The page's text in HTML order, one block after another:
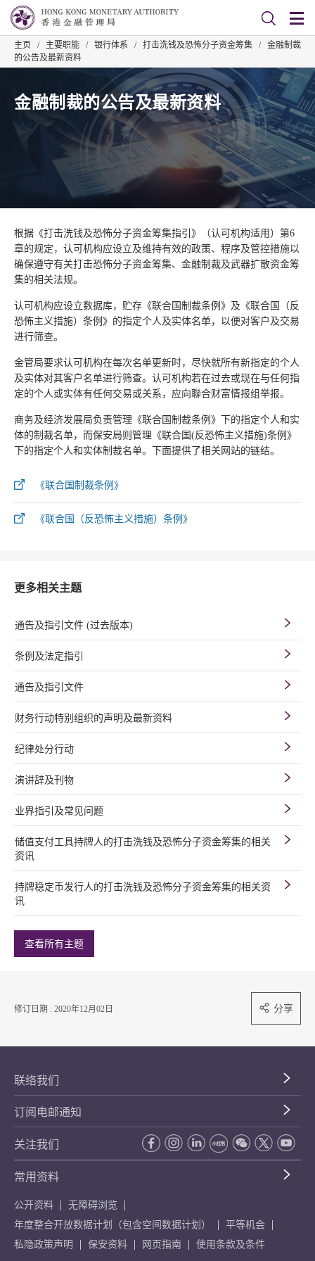
主页 / 主要职能 / 银行体系 / 打击洗钱及恐怖分子资金筹集 /
金融制裁
的公告及最新资料
金融制裁的公告及最新资料
根据《打击洗钱及恐怖分子资金筹集指引》（认可机构适用）第6
章的规定，认可机构应设立及维持有效的政策、程序及管控措施以
确保遵守有关打击恐怖分子资金筹集、金融制裁及武器扩散资金筹
集的相关法规。
认可机构应设立数据库，贮存《联合国制裁条例》及《联合国（反
恐怖主义措施）条例》的指定个人及实体名单，以便对客户及交易
进行筛查。
金管局要求认可机构在每次名单更新时，尽快就所有新指定的个人
及实体对其客户名单进行筛查。认可机构若在过去或现在与任何指
定的个人或实体有任何交易或关系，应向聯合财富情报组举报。
商务及经济发展局负责管理《联合国制裁条例》下的指定个人和实
体的制裁名单，而保安局则管理《联合国(反恐怖主义措施)条例》
下的指定个人和实体制裁名单。下面提供了相关网站的链结。
《联合国制裁条例》
《联合国（反恐怖主义措施）条例》
更多相关主题
通告及指引文件 (过去版本)
条例及法定指引
通告及指引文件
财务行动特别组织的声明及最新资料
纪律处分行动
演讲辞及刊物
业界指引及常见问题
储值支付工具持牌人的打击洗钱及恐怖分子资金筹集的相关
资讯
持牌稳定币发行人的打击洗钱及恐怖分子资金筹集的相关资
讯
查看所有主题
修订日期 : 2020年12月02日 分享
联络我们
订阅电邮通知
关注我们
常用资料
公开资料
无障碍浏览
年度整合开放数据计划（包含空间数据计划）
平等机会
私隐政策声明
保安资料 网页指南 使用条款及条件